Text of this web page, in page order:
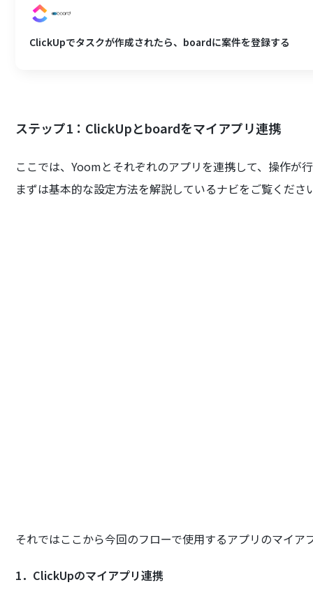
ClickUpでタスクが作成されたら、boardに案件を登録する
ステップ1：ClickUpとboardをマイアプリ連携
ここでは、Yoomとそれぞれのアプリを連携して、操作が
まずは基本的な設定方法を解説しているナビをご覧くださ
それではここから今回のフローで使用するアプリのマイア
1．ClickUpのマイアプリ連携